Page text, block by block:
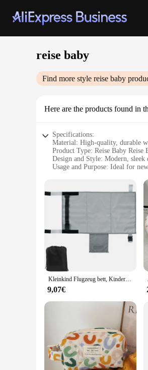
reise baby
Find more style reise baby
Here are the products found in
Specifications:
Material: High-quality, durable
Product Type: Reise Baby Reise
Design and Style: Modern,
Usage and Purpose: Ideal for
Shape or Size or Weight or
Features:
**Unmatched Quality and
The reise baby reise Betten
standards, with smooth edges
peace of mind for parents and
**Versatile and Adaptable Sleep
Whether you're a busy parent
Available in multiple sizes,
modern design seamlessly
**Designed for Comfort and
of the furniture provide a
tidy and organized. Whether
Kleinkind Flugzeug bett, Kinder Flugzeug Sitz Extender Reise bett, Baby tragbare Flugzeug Bett Fuß stütze für Flüge
9,07€